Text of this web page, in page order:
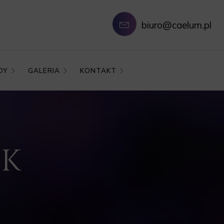
biuro@caelum.pl
GALERIA KONTAKT